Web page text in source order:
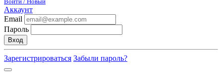
Аккаунт
Email
Пароль
Вход
Зарегистрироваться Забыли пароль?